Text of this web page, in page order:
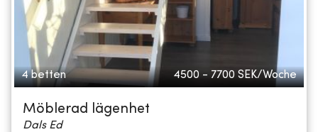
4 betten 4500 - 7700 SEK/Woche
Möblerad lägenhet
Dals Ed